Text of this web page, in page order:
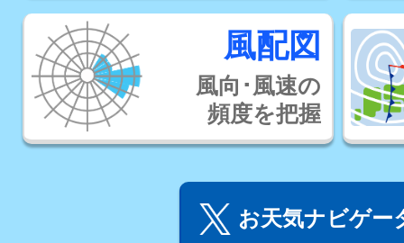
風配図
風向･風速の
頻度を把握
お天気ナビゲー